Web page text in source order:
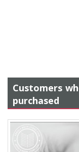
Customers
purchased